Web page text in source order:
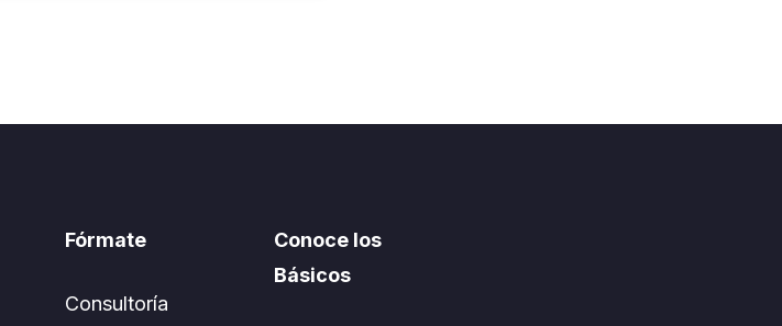
Fórmate
Consultoría
Conoce los
Básicos